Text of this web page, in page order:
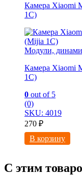
Камера Xiaomi
1C)
Модули,
Камера Xiaomi
1C)
0 out of 5
(0)
SKU: 4019
270 ₽
В корзину
С этим